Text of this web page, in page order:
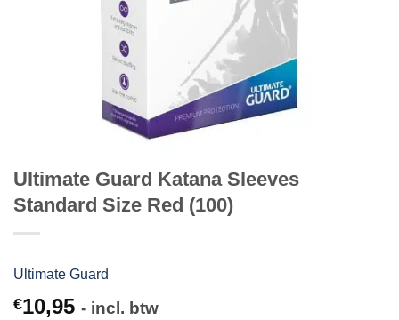
Ultimate Guard Katana Sleeves
Standard Size Red (100)
Ultimate Guard
€10,95 - incl. btw